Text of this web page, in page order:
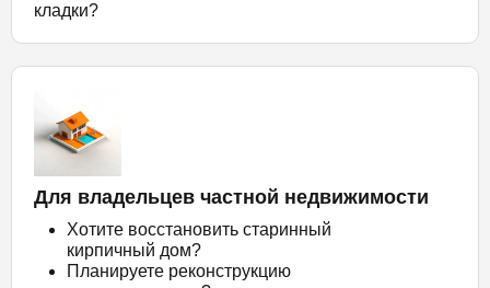
кладки?
Для владельцев частной недвижимости
Хотите восстановить старинный
кирпичный дом?
Планируете реконструкцию